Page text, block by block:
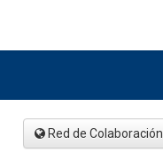
Red de Colaboración